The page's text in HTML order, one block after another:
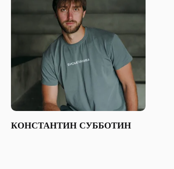
КОНСТАНТИН СУББОТИН